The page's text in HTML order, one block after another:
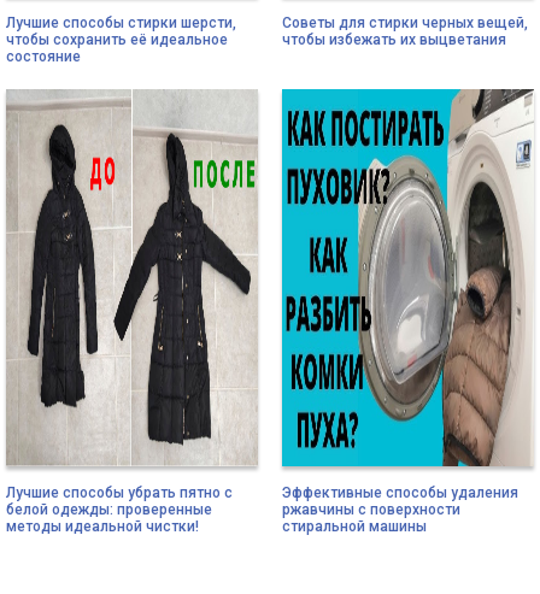
Лучшие способы стирки шерсти,
чтобы сохранить её идеальное
состояние
Советы для стирки черных вещей,
чтобы избежать их выцветания
Лучшие способы убрать пятно с
белой одежды: проверенные
методы идеальной чистки!
Эффективные способы удаления
ржавчины с поверхности
стиральной машины